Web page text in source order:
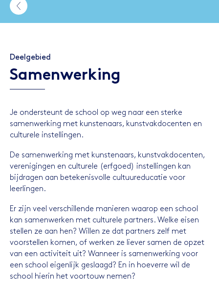
Deelgebied
Samenwerking
Je ondersteunt de school op weg naar een sterke
samenwerking met kunstenaars, kunstvakdocenten en
culturele instellingen.
De samenwerking met kunstenaars, kunstvakdocenten,
verenigingen en culturele (erfgoed) instellingen kan
bijdragen aan betekenisvolle cultuureducatie voor
leerlingen.
Er zijn veel verschillende manieren waarop een school
kan samenwerken met culturele partners. Welke eisen
stellen ze aan hen? Willen ze dat partners zelf met
voorstellen komen, of werken ze liever samen de opzet
van een activiteit uit? Wanneer is samenwerking voor
een school eigenlijk geslaagd? En in hoeverre wil de
school hierin het voortouw nemen?